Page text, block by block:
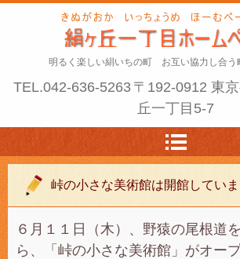
明るく楽しい絹いちの町 お互い協力し合う
TEL.042-636-5263 〒192-0912 東
丘一丁目5-7
峠の小さな美術館は開館していま
６月１１日（木）、野猿の尾根道
ら、「峠の小さな美術館」がオー